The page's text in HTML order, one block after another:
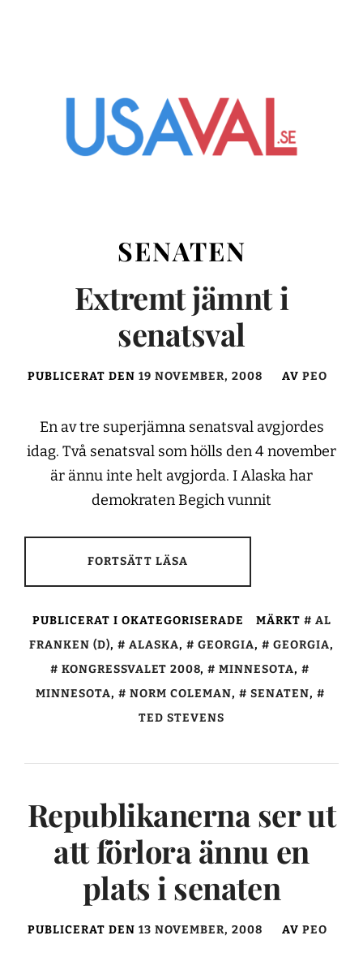
SENATEN
Extremt jämnt i
senatsval
PUBLICERAT DEN 19 NOVEMBER, 2008 AV PEO
En av tre superjämna senatsval avgjordes
idag. Två senatsval som hölls den 4 november
är ännu inte helt avgjorda. I Alaska har
demokraten Begich vunnit
FORTSÄTT LÄSA
PUBLICERAT I OKATEGORISERADE MÄRKT
AL
FRANKEN (D), ALASKA, GEORGIA, GEORGIA,
KONGRESSVALET 2008, MINNESOTA,
MINNESOTA, NORM COLEMAN, SENATEN,
TED STEVENS
Republikanerna ser ut
att förlora ännu en
plats i senaten
PUBLICERAT DEN 13 NOVEMBER, 2008 AV PEO